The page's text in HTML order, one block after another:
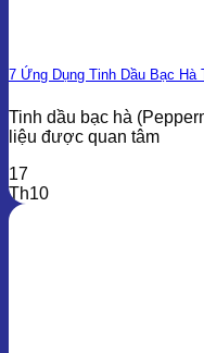
7 Ứng Dụng Tinh Dầu Bạc Hà
Tinh dầu bạc hà
liệu được quan tâm
17
Th10